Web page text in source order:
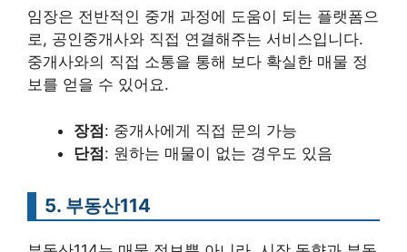
임장은 전반적인 중개 과정에 도움이 되는 플랫폼으
로, 공인중개사와 직접 연결해주는 서비스입니다.
중개사와의 직접 소통을 통해 보다 확실한 매물 정
보를 얻을 수 있어요.
장점: 중개사에게 직접 문의 가능
단점: 원하는 매물이 없는 경우도 있음
5. 부동산114